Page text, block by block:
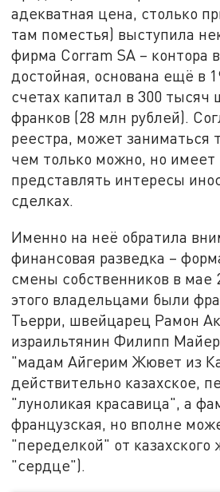
адекватная цена, столько
там поместья) выступила
фирма Corram SA – контора
достойная, основана ещё в
счетах капитал в 300 тысяч
франков (28 млн рублей).
реестра, может заниматься
чем только можно, но имеет
представлять интересы
сделках.
Именно на неё обратила
финансовая разведка –
смены собственников в мае
этого владельцами были
Тьерри, швейцарец Рамон
израильтянин Филипп
"мадам Айгерим Жювет из
действительно казахское,
"луноликая красавица", а
французская, но вполне
"переделкой" от
"сердце").